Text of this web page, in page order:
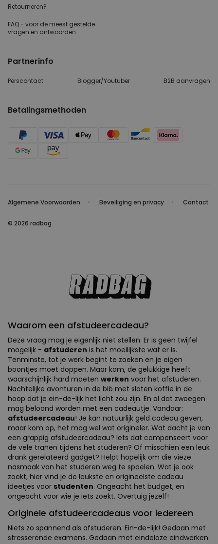
Retourneren?
FAQ - voor de meest gestelde
vragen en antwoorden
Partnerinfo
Perscontact Blogger/Youtuber B2B aanvragen
Betalingsmethoden
Algemene Voorwaarden Beveiliging en privacy Contact
© 2026 radbag
Waarom een afstudeercadeau?
Deze vraag mag je eigenlijk niet stellen. Er is geen twijfel
mogelijk - afstuderen is het moeilijkste wat er is.
Tenminste, tot je werk begint te zoeken en je eigen
boontjes moet doppen. Maar kom, de gelukkige heeft
waarschijnlijk hard moeten werken voor het afstuderen.
Nachtelijke avonturen in de bib met sloten koffie in de
hoop dat je ein-de-lijk het licht zou zijn. En al dat zwoegen
mag beloond worden met een cadeautje. Vandaar:
afstudeercadeau! Je kan natuurlijk geld cadeau geven,
maar kom op, het mag wel wat origineler. Wat dacht je van
een grappig afstudeercadeau? Iets dat compenseert voor
de vele tranen tijdens het studeren? Of misschien een leuk
drank gerelateerd gadget? Helpt hopelijk om die vieze
nasmaak van het studeren weg te spoelen. Wat je ook
zoekt, hier vind je de leukste en origineelste cadeau
ideetjes voor studenten. Ongeacht het budget, en
ongeacht voor wie je iets zoekt. Overtuig jezelf!
Originele afstudeercadeaus voor iedereen
Niets zo spannend als afstuderen. Ein-de-lijk! Gedaan met
stresserende examens. Gedaan met eindeloze eindwerken.